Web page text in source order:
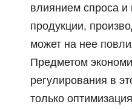
влиянием спроса
продукции,
может на нее
Предметом
регулирования в
только